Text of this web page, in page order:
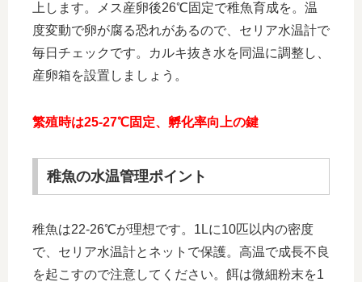
上します。メス産卵後26℃固定で稚魚育成を。温
度変動で卵が腐る恐れがあるので、セリア水温計で
毎日チェックです。カルキ抜き水を同温に調整し、
産卵箱を設置しましょう。
繁殖時は25-27℃固定、孵化率向上の鍵
稚魚の水温管理ポイント
稚魚は22-26℃が理想です。1Lに10匹以内の密度
で、セリア水温計とネットで保護。高温で成長不良
を起こすので注意してください。餌は微細粉末を1